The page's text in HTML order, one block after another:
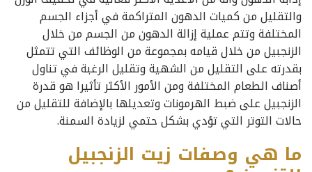
والتقليل من كميات الدهون المتراكمة في أجزاء الجسم
المختلفة وتتم عملية إزالة الدهون من الجسم من خلال
الزنجبيل من خلال قيامه بمجموعة من الوظائف التي تتمثل
بقدرته على التقليل من الشهية وتقليل الرغبة في تناول
أصناف الطعام المختلفة ومن الأمور الأكثر تأثيرا هو قدرة
الزنجبيل على ضبط الهرمونات وتعديلها بالإضافة للتقليل من
حالات التوتر التي تؤدي بشكل حتمي لزيادة السمنة.
ما هي وصفات زيت الزنجبيل